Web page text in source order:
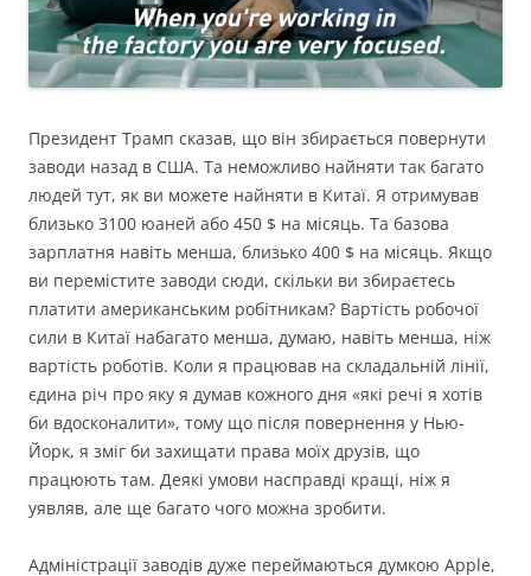
Президент Трамп сказав, що він збирається повернути
заводи назад в США. Та неможливо найняти так багато
людей тут, як ви можете найняти в Китаї. Я отримував
близько 3100 юаней або 450 $ на місяць. Та базова
зарплатня навіть менша, близько 400 $ на місяць. Якщо
ви перемістите заводи сюди, скільки ви збираєтесь
платити американським робітникам? Вартість робочої
сили в Китаї набагато менша, думаю, навіть менша, ніж
вартість роботів. Коли я працював на складальній лінії,
єдина річ про яку я думав кожного дня «які речі я хотів
би вдосконалити», тому що після повернення у Нью-
Йорк, я зміг би захищати права моїх друзів, що
працюють там. Деякі умови насправді кращі, ніж я
уявляв, але ще багато чого можна зробити.
Адміністрації заводів дуже переймаються думкою Apple,